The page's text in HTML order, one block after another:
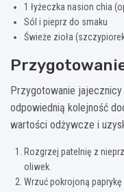
1 łyżeczka nasion chia
Sól i pieprz do smaku
Świeże zioła
Przygotowanie
odpowiednią kolejność
wartości odżywcze i
Rozgrzej patelnię z
oliwek.
Wrzuć pokrojoną